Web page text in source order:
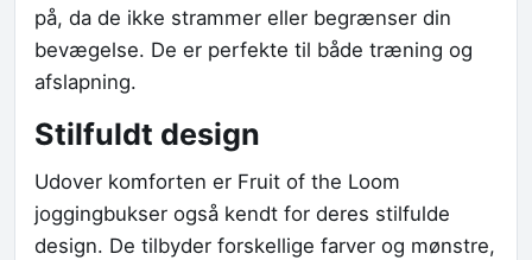
på, da de ikke strammer eller begrænser din
bevægelse. De er perfekte til både træning og
afslapning.
Stilfuldt design
Udover komforten er Fruit of the Loom
joggingbukser også kendt for deres stilfulde
design. De tilbyder forskellige farver og mønstre,